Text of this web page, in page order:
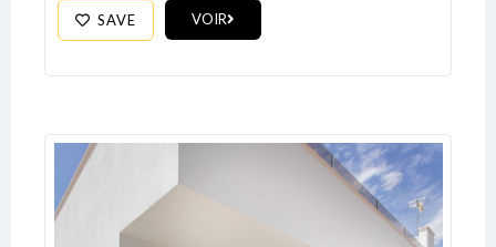
SAVE VOIR
Password